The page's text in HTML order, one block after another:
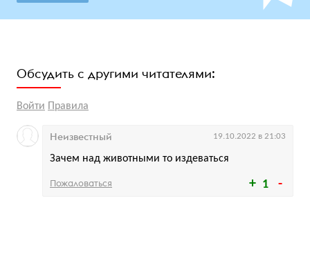
Обсудить с другими читателями:
Войти Правила
1
Зачем над животными то издеваться
Неизвестный 19.10.2022 в 21:03
Пожаловаться